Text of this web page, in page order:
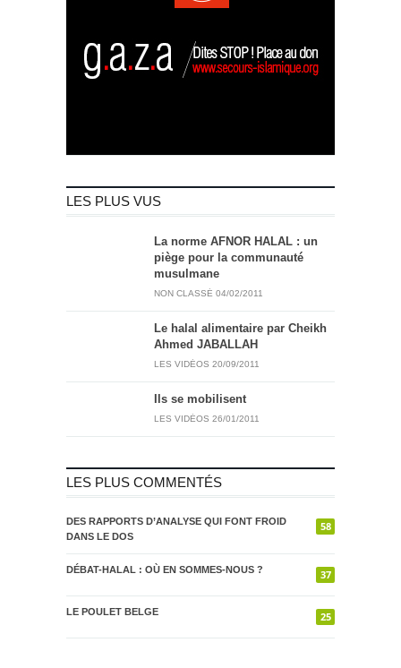
LES PLUS VUS
La norme AFNOR HALAL : un
piège pour la communauté
musulmane
NON CLASSÉ 04/02/2011
Le halal alimentaire par Cheikh
Ahmed JABALLAH
LES VIDÉOS 20/09/2011
Ils se mobilisent
LES VIDÉOS 26/01/2011
LES PLUS COMMENTÉS
58
DES RAPPORTS D’ANALYSE QUI FONT FROID
DANS LE DOS
37
DÉBAT-HALAL : OÙ EN SOMMES-NOUS ?
25
LE POULET BELGE